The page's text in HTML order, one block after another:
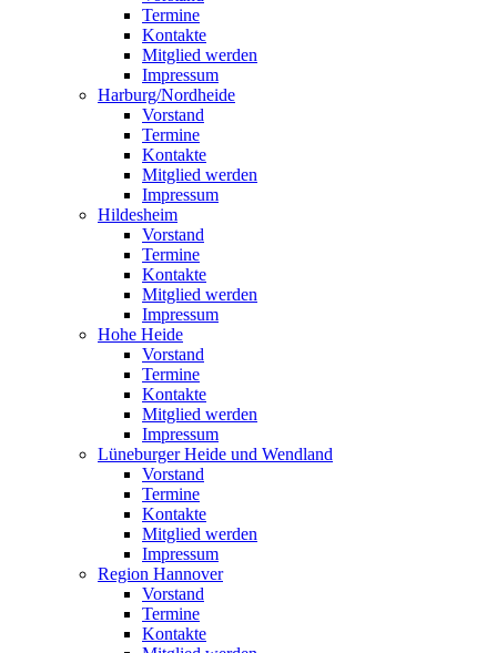
Termine
Kontakte
Mitglied werden
Impressum
Harburg/Nordheide
Vorstand
Termine
Kontakte
Mitglied werden
Impressum
Hildesheim
Vorstand
Termine
Kontakte
Mitglied werden
Impressum
Hohe Heide
Vorstand
Termine
Kontakte
Mitglied werden
Impressum
Lüneburger Heide und Wendland
Vorstand
Termine
Kontakte
Mitglied werden
Impressum
Region Hannover
Vorstand
Termine
Kontakte